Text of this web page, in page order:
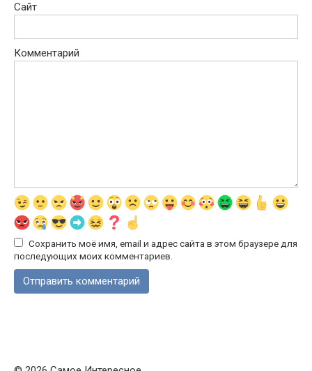
Сайт
Комментарий
Сохранить моё имя, email и адрес сайта в этом браузере для
последующих моих комментариев.